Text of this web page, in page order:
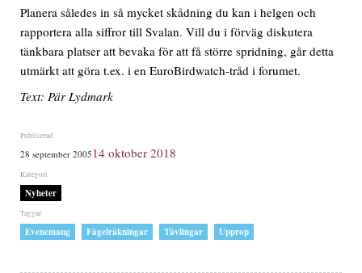
Planera således in så mycket skådning du kan i helgen och
rapportera alla siffror till Svalan. Vill du i förväg diskutera
tänkbara platser att bevaka för att få större spridning, går detta
utmärkt att göra t.ex. i en EuroBirdwatch-tråd i forumet.
Text: Pär Lydmark
Publicerat
den
28 september 2005 14 oktober 2018
Kategorier
Nyheter
Etiketter
Evenemang Fågelräkningar Tävlingar Upprop